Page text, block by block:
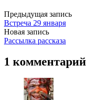
Предыдущая запись
Встреча 29 января
Новая запись
Рассылка рассказа
1 комментарий